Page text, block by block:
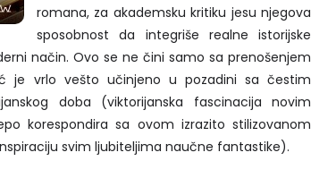
romana, za akademsku kritiku jesu njegova
sposobnost da integriše realne istorijske
način. Ovo se ne čini samo sa prenošenjem
je vrlo vešto učinjeno u pozadini sa čestim
doba (viktorijanska fascinacija novim
korespondira sa ovom izrazito stilizovanom
svim ljubiteljima naučne fantastike).